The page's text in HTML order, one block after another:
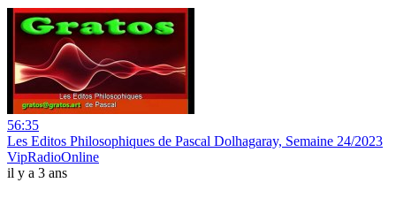
56:35
Les Editos Philosophiques de Pascal Dolhagaray, Semaine 24/2023
VipRadioOnline
il y a 3 ans